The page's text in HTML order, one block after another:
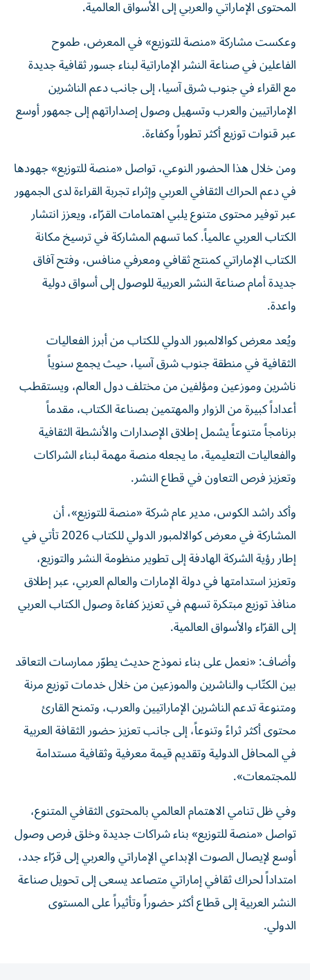
المحتوى الإماراتي والعربي إلى الأسواق العالمية.
وعكست مشاركة «منصة للتوزيع» في المعرض، طموح
الفاعلين في صناعة النشر الإماراتية لبناء جسور ثقافية جديدة
مع القراء في جنوب شرق آسيا، إلى جانب دعم الناشرين
الإماراتيين والعرب وتسهيل وصول إصداراتهم إلى جمهور أوسع
عبر قنوات توزيع أكثر تطوراً وكفاءة.
ومن خلال هذا الحضور النوعي، تواصل «منصة للتوزيع» جهودها
في دعم الحراك الثقافي العربي وإثراء تجربة القراءة لدى الجمهور
عبر توفير محتوى متنوع يلبي اهتمامات القرّاء، ويعزز انتشار
الكتاب العربي عالمياً. كما تسهم المشاركة في ترسيخ مكانة
الكتاب الإماراتي كمنتج ثقافي ومعرفي منافس، وفتح آفاق
جديدة أمام صناعة النشر العربية للوصول إلى أسواق دولية
واعدة.
ويُعد معرض كوالالمبور الدولي للكتاب من أبرز الفعاليات
الثقافية في منطقة جنوب شرق آسيا، حيث يجمع سنوياً
ناشرين وموزعين ومؤلفين من مختلف دول العالم، ويستقطب
أعداداً كبيرة من الزوار والمهتمين بصناعة الكتاب، مقدماً
برنامجاً متنوعاً يشمل إطلاق الإصدارات والأنشطة الثقافية
والفعاليات التعليمية، ما يجعله منصة مهمة لبناء الشراكات
وتعزيز فرص التعاون في قطاع النشر.
وأكد راشد الكوس، مدير عام شركة «منصة للتوزيع»، أن
المشاركة في معرض كوالالمبور الدولي للكتاب 2026 تأتي في
إطار رؤية الشركة الهادفة إلى تطوير منظومة النشر والتوزيع،
وتعزيز استدامتها في دولة الإمارات والعالم العربي، عبر إطلاق
منافذ توزيع مبتكرة تسهم في تعزيز كفاءة وصول الكتاب العربي
إلى القرّاء والأسواق العالمية.
وأضاف: «نعمل على بناء نموذج حديث يطوّر ممارسات التعاقد
بين الكتّاب والناشرين والموزعين من خلال خدمات توزيع مرنة
ومتنوعة تدعم الناشرين الإماراتيين والعرب، وتمنح القارئ
محتوى أكثر ثراءً وتنوعاً، إلى جانب تعزيز حضور الثقافة العربية
في المحافل الدولية وتقديم قيمة معرفية وثقافية مستدامة
للمجتمعات».
وفي ظل تنامي الاهتمام العالمي بالمحتوى الثقافي المتنوع،
تواصل «منصة للتوزيع» بناء شراكات جديدة وخلق فرص وصول
أوسع لإيصال الصوت الإبداعي الإماراتي والعربي إلى قرّاء جدد،
امتداداً لحراك ثقافي إماراتي متصاعد يسعى إلى تحويل صناعة
النشر العربية إلى قطاع أكثر حضوراً وتأثيراً على المستوى
الدولي.